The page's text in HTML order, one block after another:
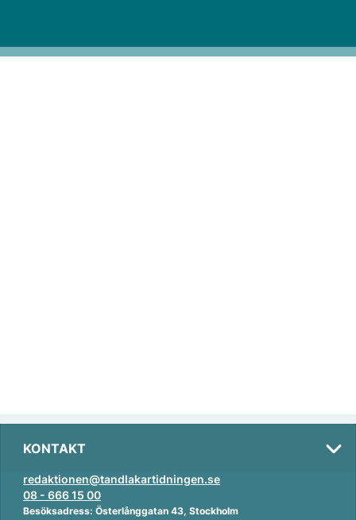
KONTAKT
redaktionen@tandlakartidningen.se
08 - 666 15 00
Besöksadress: Österlånggatan 43, Stockholm